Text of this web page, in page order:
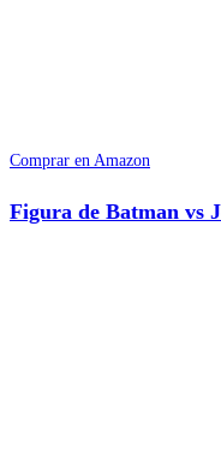
Comprar en Amazon
Figura de Batman vs